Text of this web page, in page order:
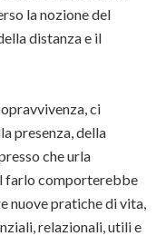
la nozione del
distanza e il
ci
presenza, della
che urla
farlo comporterebbe
nuove pratiche di vita,
relazionali, utili e